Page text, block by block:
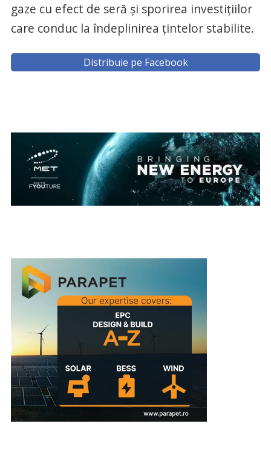
gaze cu efect de seră și sporirea investițiilor
care conduc la îndeplinirea țintelor stabilite.
Distribuie pe Facebook